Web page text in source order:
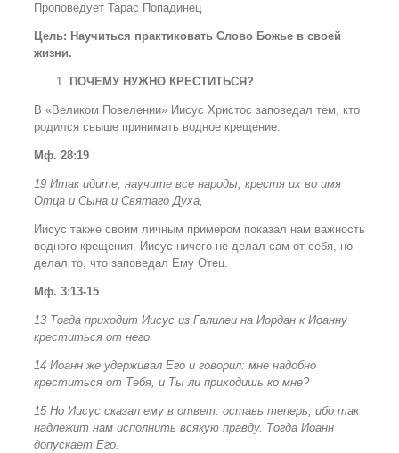
Проповедует Тарас Попадинец
Цель: Научиться практиковать Слово Божье в своей
жизни.
ПОЧЕМУ НУЖНО КРЕСТИТЬСЯ?
В «Великом Повелении» Иисус Христос заповедал тем, кто
родился свыше принимать водное крещение.
Мф. 28:19
19 Итак идите, научите все народы, крестя их во имя
Отца и Сына и Святаго Духа,
Иисус также своим личным примером показал нам важность
водного крещения. Иисус ничего не делал сам от себя, но
делал то, что заповедал Ему Отец.
Мф. 3:13-15
13 Тогда приходит Иисус из Галилеи на Иордан к Иоанну
креститься от него.
14 Иоанн же удерживал Его и говорил: мне надобно
креститься от Тебя, и Ты ли приходишь ко мне?
15 Но Иисус сказал ему в ответ: оставь теперь, ибо так
надлежит нам исполнить всякую правду. Тогда Иоанн
допускает Его.